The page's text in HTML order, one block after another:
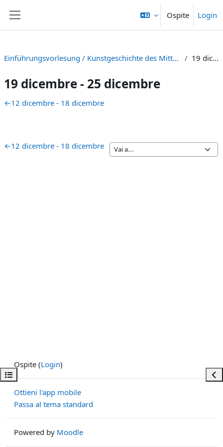
Ospite Login
Apri indice del corso
Einführungsvorlesung / Kunstgeschichte des Mittelalters: Histoire de l’art du Moyen Âge occidental/Kunstgeschichte des westlichen Mittelalters [HS 23] 19 dicembre - 25 dicembre
19 dicembre - 25 dicembre
Schema della sezione
←12 dicembre - 18 dicembre
←12 dicembre - 18 dicembre
Ospite (Login)
Ottieni l'app mobile
Passa al tema standard
Powered by Moodle